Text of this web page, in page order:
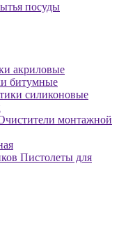
посуды
акриловые
битумные
силиконовые
монтажной
Пистолеты для